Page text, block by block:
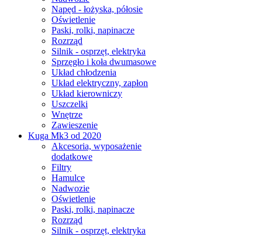
Napęd - łożyska, półosie
Oświetlenie
Paski, rolki, napinacze
Rozrząd
Silnik - osprzęt, elektryka
Sprzęgło i koła dwumasowe
Układ chłodzenia
Układ elektryczny, zapłon
Układ kierowniczy
Uszczelki
Wnętrze
Zawieszenie
Kuga Mk3 od 2020
Akcesoria, wyposażenie
dodatkowe
Filtry
Hamulce
Nadwozie
Oświetlenie
Paski, rolki, napinacze
Rozrząd
Silnik - osprzęt, elektryka